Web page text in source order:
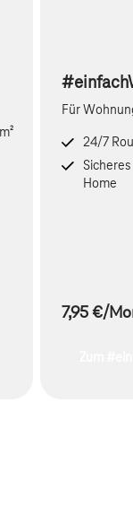
Für
24/7
Home
7,95 €/